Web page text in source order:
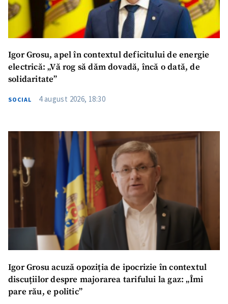
Igor Grosu, apel în contextul deficitului de energie
electrică: „Vă rog să dăm dovadă, încă o dată, de
solidaritate”
SOCIAL 4 august 2026, 18:30
Igor Grosu acuză opoziția de ipocrizie în contextul
discuțiilor despre majorarea tarifului la gaz: „Îmi
pare rău, e politic”